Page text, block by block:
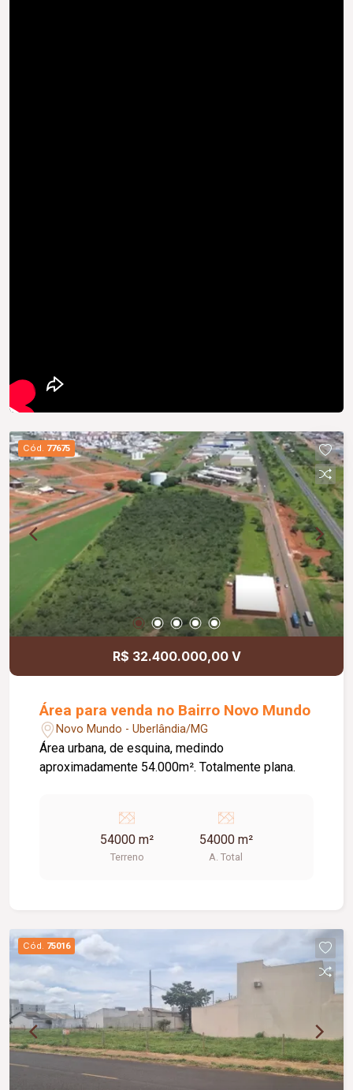
Cód. 77675
R$ 32.400.000,00 V
Área para venda no Bairro Novo Mundo
Novo Mundo - Uberlândia/MG
Área urbana, de esquina, medindo
aproximadamente 54.000m². Totalmente plana.
54000 m²
Terreno
54000 m²
A. Total
Cód. 75016